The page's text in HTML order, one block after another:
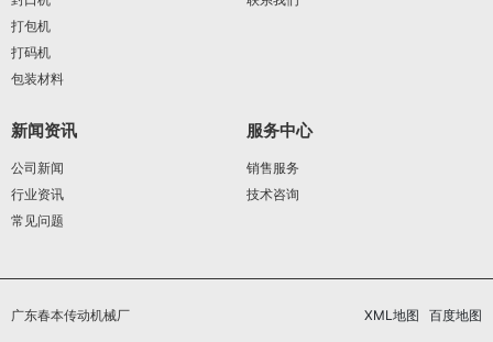
打包机
打码机
包装材料
新闻资讯
公司新闻
行业资讯
常见问题
服务中心
销售服务
技术咨询
广东春本传动机械厂 XML地图 百度地图